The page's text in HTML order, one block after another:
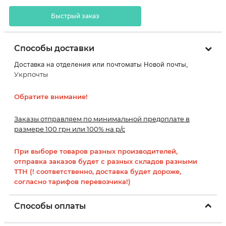
Быстрый заказ
Способы доставки
Доставка на отделения или почтоматы Новой почты,
Укрпочты
Обратите внимание!
Заказы отправляем по минимальной предоплате в
размере 100 грн или 100% на р/с
При выборе товаров разных производителей,
отправка заказов будет с разных складов разными
ТТН (! соответственно, доставка будет дороже,
согласно тарифов перевозчика!)
Способы оплаты